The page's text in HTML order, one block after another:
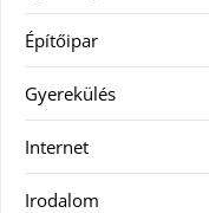
Építőipar
Gyerekülés
Internet
Irodalom